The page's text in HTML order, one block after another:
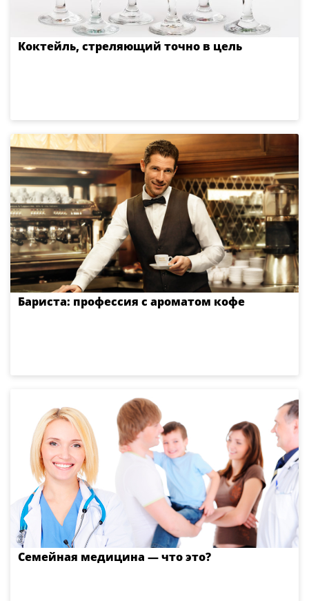
Коктейль, стреляющий точно в цель
Бариста: профессия с ароматом кофе
Семейная медицина — что это?